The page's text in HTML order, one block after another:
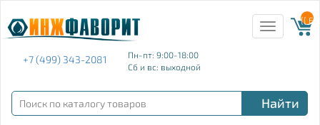
+7 (499) 343-2081
Пн-пт: 9:00-18:00
Сб и вс: выходной
Toggle
navigation
{{
Найти